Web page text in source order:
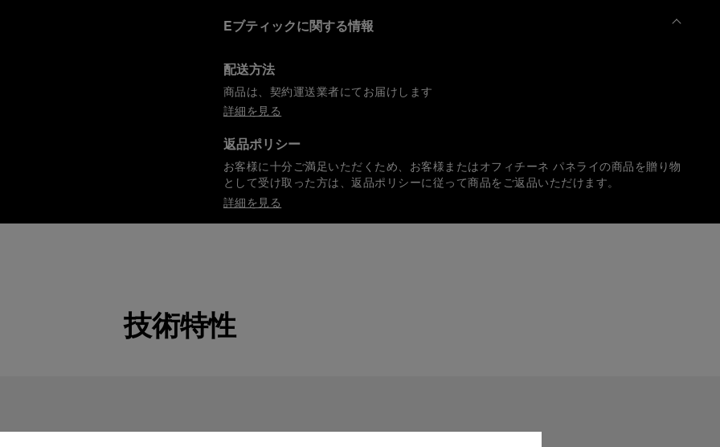
Eブティックに関する情報
配送方法
商品は、契約運送業者にてお届けします
詳細を見る
返品ポリシー
お客様に十分ご満足いただくため、お客様またはオフィチーネ パネライの商品を贈り物
として受け取った方は、返品ポリシーに従って商品をご返品いただけます。
詳細を見る
ギフト包装
技術特性